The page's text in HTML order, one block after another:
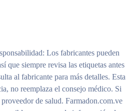
: Los fabricantes pueden
que siempre revisa las etiquetas antes
al fabricante para más detalles. Esta
no reemplaza el consejo médico. Si
de salud. Farmadon.com.ve